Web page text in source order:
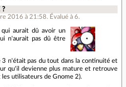
?
2016 à 21:58. Évalué à6.
aurait dû avoir un
n'aurait pas dû être
3 n'était pas du tout dans la continuité et
qu'il devienne plus mature et retrouve
utilisateurs de Gnome 2).